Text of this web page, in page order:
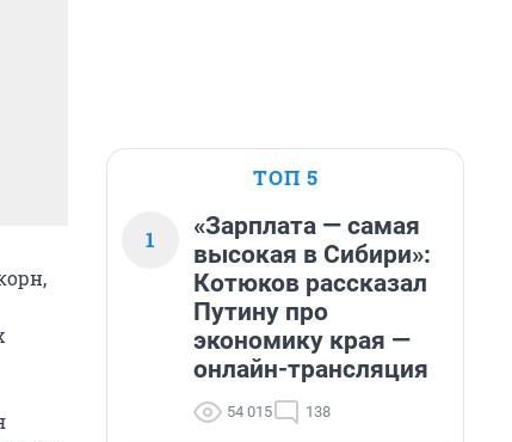
ТОП 5
1
«Зарплата — самая
высокая в Сибири»:
Котюков рассказал
Путину про
экономику края —
онлайн-трансляция
54 015 138